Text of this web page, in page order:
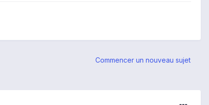
Commencer un nouveau sujet